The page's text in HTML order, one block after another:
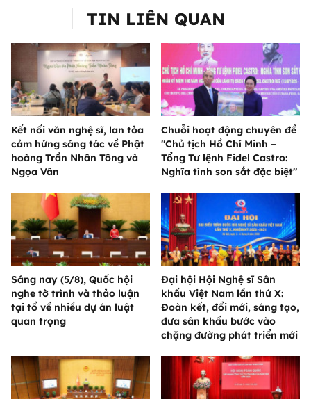
TIN LIÊN QUAN
Kết nối văn nghệ sĩ, lan tỏa
cảm hứng sáng tác về Phật
hoàng Trần Nhân Tông và
Ngọa Vân
Chuỗi hoạt động chuyên đề
"Chủ tịch Hồ Chí Minh –
Tổng Tư lệnh Fidel Castro:
Nghĩa tình son sắt đặc biệt"
Sáng nay (5/8), Quốc hội
nghe tờ trình và thảo luận
tại tổ về nhiều dự án luật
quan trọng
Đại hội Hội Nghệ sĩ Sân
khấu Việt Nam lần thứ X:
Đoàn kết, đổi mới, sáng tạo,
đưa sân khấu bước vào
chặng đường phát triển mới